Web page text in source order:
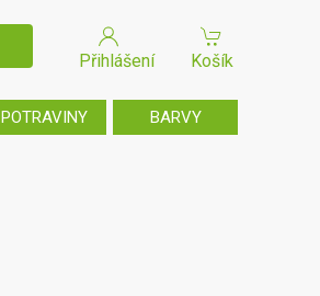
Přihlášení Košík
POTRAVINY BARVY